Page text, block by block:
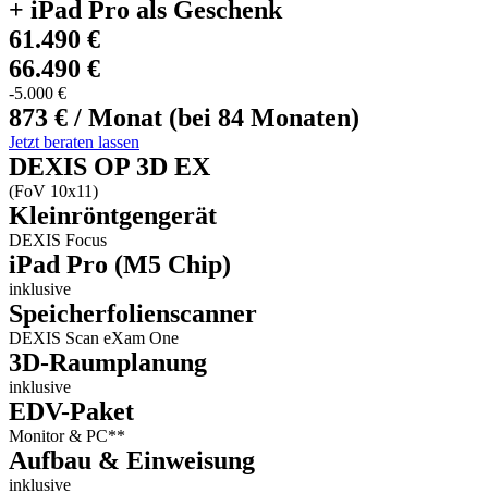
+ iPad Pro als Geschenk
61.490 €
66.490 €
-5.000 €
873 € / Monat (bei 84 Monaten)
Jetzt beraten lassen
DEXIS OP 3D EX
(FoV 10x11)
Kleinröntgengerät
DEXIS Focus
iPad Pro (M5 Chip)
inklusive
Speicherfolienscanner
DEXIS Scan eXam One
3D-Raumplanung
inklusive
EDV-Paket
Monitor & PC**
Aufbau & Einweisung
inklusive